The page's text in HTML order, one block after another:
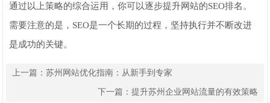
通过以上策略的综合运用，你可以逐步提升网站的SEO排名。
需要注意的是，SEO是一个长期的过程，坚持执行并不断改进
是成功的关键。
上一篇：苏州网站优化指南：从新手到专家
下一篇： 提升苏州企业网站流量的有效策略